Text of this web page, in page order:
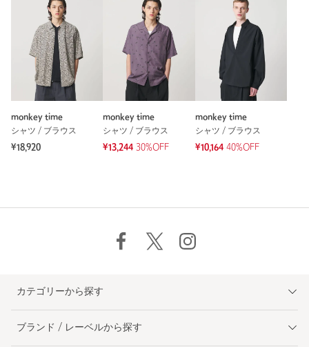
monkey time
シャツ / ブラウス
¥18,920
monkey time
シャツ / ブラウス
¥13,244 30%OFF
monkey time
シャツ / ブラウス
¥10,164 40%OFF
カテゴリーから探す
ブランド / レーベルから探す